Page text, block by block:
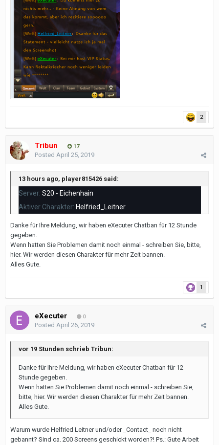
2
Tribun 17
Posted April 25, 2019
13 hours ago, player815426 said:
Server: S20 - Eichenhain
Aktiver Charakter: Helfried_Leitner
Danke für Ihre Meldung, wir haben eXecuter Chatban für 12 Stunde
gegeben.
Wenn hatten Sie Problemen damit noch einmal - schreiben Sie, bitte,
hier. Wir werden diesen Charakter für mehr Zeit bannen.
Alles Gute.
1
eXecuter 0
Posted April 26, 2019
vor 19 Stunden schrieb Tribun:
Danke für Ihre Meldung, wir haben eXecuter Chatban für 12
Stunde gegeben.
Wenn hatten Sie Problemen damit noch einmal - schreiben Sie,
bitte, hier. Wir werden diesen Charakter für mehr Zeit bannen.
Alles Gute.
Warum wurde Helfried Leitner und/oder _Contact_ noch nicht
gebannt? Sind ca. 200 Screens geschickt worden?! Ps.: Gute Arbeit